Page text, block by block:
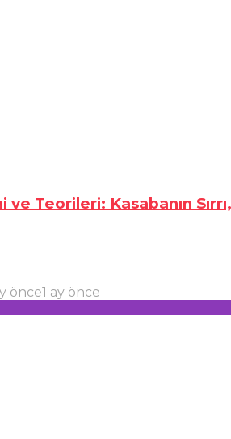
Teorileri: Kasabanın
önce1 ay önce